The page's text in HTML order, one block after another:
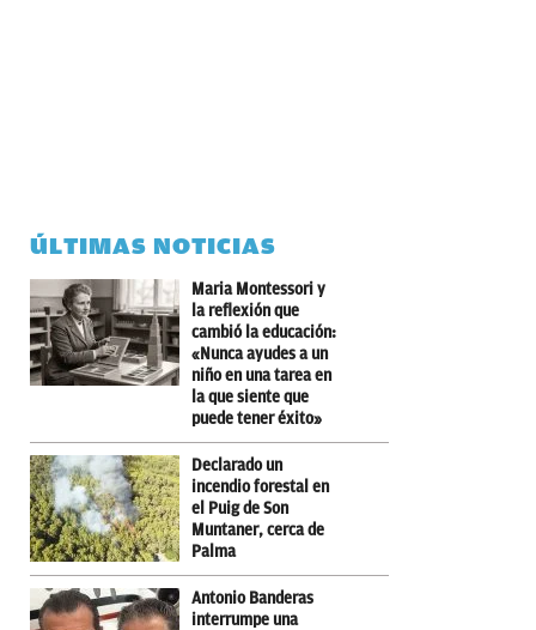
ÚLTIMAS NOTICIAS
Maria Montessori y
la reflexión que
cambió la educación:
«Nunca ayudes a un
niño en una tarea en
la que siente que
puede tener éxito»
Declarado un
incendio forestal en
el Puig de Son
Muntaner, cerca de
Palma
Antonio Banderas
interrumpe una